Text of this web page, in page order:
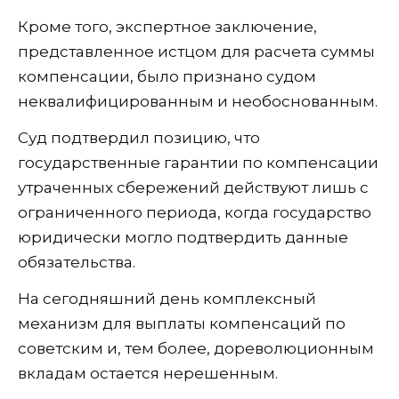
Кроме того, экспертное заключение,
представленное истцом для расчета суммы
компенсации, было признано судом
неквалифицированным и необоснованным.
Суд подтвердил позицию, что
государственные гарантии по компенсации
утраченных сбережений действуют лишь с
ограниченного периода, когда государство
юридически могло подтвердить данные
обязательства.
На сегодняшний день комплексный
механизм для выплаты компенсаций по
советским и, тем более, дореволюционным
вкладам остается нерешенным.